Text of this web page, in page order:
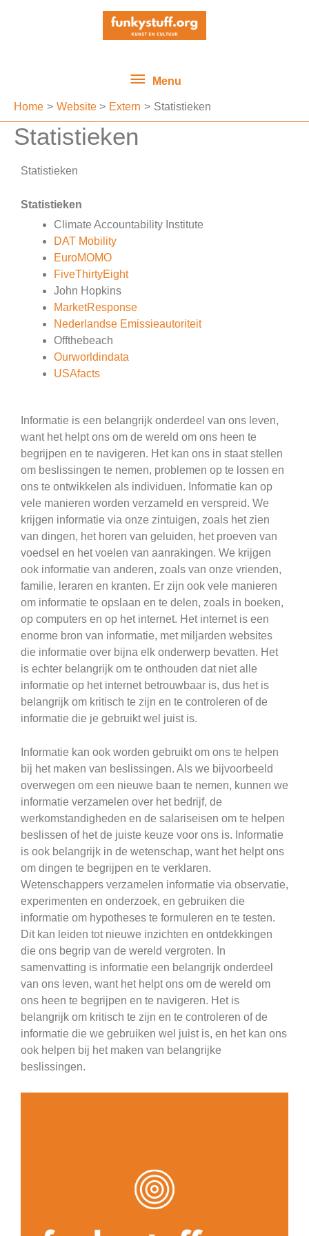
Menu
Menu
Home Website Extern Statistieken
Statistieken
Statistieken
Statistieken
Climate Accountability Institute
DAT Mobility
EuroMOMO
FiveThirtyEight
John Hopkins
MarketResponse
Nederlandse Emissieautoriteit
Offthebeach
Ourworldindata
USAfacts
Informatie is een belangrijk onderdeel van ons leven,
want het helpt ons om de wereld om ons heen te
begrijpen en te navigeren. Het kan ons in staat stellen
om beslissingen te nemen, problemen op te lossen en
ons te ontwikkelen als individuen. Informatie kan op
vele manieren worden verzameld en verspreid. We
krijgen informatie via onze zintuigen, zoals het zien
van dingen, het horen van geluiden, het proeven van
voedsel en het voelen van aanrakingen. We krijgen
ook informatie van anderen, zoals van onze vrienden,
familie, leraren en kranten. Er zijn ook vele manieren
om informatie te opslaan en te delen, zoals in boeken,
op computers en op het internet. Het internet is een
enorme bron van informatie, met miljarden websites
die informatie over bijna elk onderwerp bevatten. Het
is echter belangrijk om te onthouden dat niet alle
informatie op het internet betrouwbaar is, dus het is
belangrijk om kritisch te zijn en te controleren of de
informatie die je gebruikt wel juist is.
Informatie kan ook worden gebruikt om ons te helpen
bij het maken van beslissingen. Als we bijvoorbeeld
overwegen om een nieuwe baan te nemen, kunnen we
informatie verzamelen over het bedrijf, de
werkomstandigheden en de salariseisen om te helpen
beslissen of het de juiste keuze voor ons is. Informatie
is ook belangrijk in de wetenschap, want het helpt ons
om dingen te begrijpen en te verklaren.
Wetenschappers verzamelen informatie via observatie,
experimenten en onderzoek, en gebruiken die
informatie om hypotheses te formuleren en te testen.
Dit kan leiden tot nieuwe inzichten en ontdekkingen
die ons begrip van de wereld vergroten. In
samenvatting is informatie een belangrijk onderdeel
van ons leven, want het helpt ons om de wereld om
ons heen te begrijpen en te navigeren. Het is
belangrijk om kritisch te zijn en te controleren of de
informatie die we gebruiken wel juist is, en het kan ons
ook helpen bij het maken van belangrijke
beslissingen.